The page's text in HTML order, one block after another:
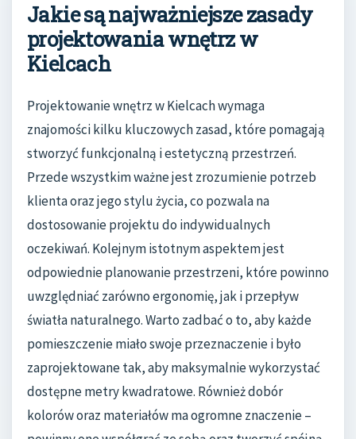
Jakie są najważniejsze zasady
projektowania wnętrz w
Kielcach
Projektowanie wnętrz w Kielcach wymaga
znajomości kilku kluczowych zasad, które pomagają
stworzyć funkcjonalną i estetyczną przestrzeń.
Przede wszystkim ważne jest zrozumienie potrzeb
klienta oraz jego stylu życia, co pozwala na
dostosowanie projektu do indywidualnych
oczekiwań. Kolejnym istotnym aspektem jest
odpowiednie planowanie przestrzeni, które powinno
uwzględniać zarówno ergonomię, jak i przepływ
światła naturalnego. Warto zadbać o to, aby każde
pomieszczenie miało swoje przeznaczenie i było
zaprojektowane tak, aby maksymalnie wykorzystać
dostępne metry kwadratowe. Również dobór
kolorów oraz materiałów ma ogromne znaczenie –